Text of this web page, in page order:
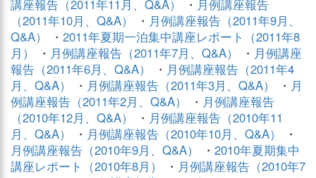
講座報告（2011年11月、Q&A）
・ 月例講座報告
（2011年10月、Q&A）
・ 月例講座報告（2011年9月、
Q&A）
・ 2011年夏期一泊集中講座レポート（2011年8
月）
・ 月例講座報告（2011年7月、Q&A） ・ 月例講座
報告（2011年6月、Q&A）
・ 月例講座報告（2011年4
月、Q&A）
・ 月例講座報告（2011年3月、Q&A） ・ 月
例講座報告（2011年2月、Q&A）
・ 月例講座報告
（2010年12月、Q&A）
・ 月例講座報告（2010年11
月、Q&A）
・ 月例講座報告（2010年10月、Q&A）
・
月例講座報告（2010年9月、Q&A）
・ 2010年夏期集中
講座レポート（2010年8月）
・ 月例講座報告（2010年7